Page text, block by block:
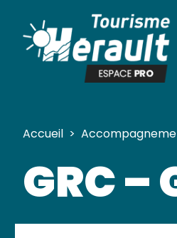
Accueil >
GRC –